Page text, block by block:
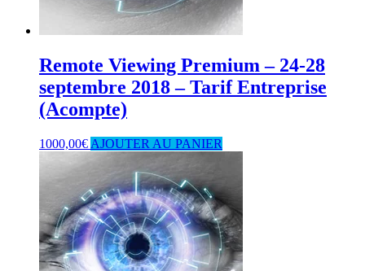
Remote Viewing Premium – 24-28
septembre 2018 – Tarif Entreprise
(Acompte)
1000,00€ AJOUTER AU PANIER